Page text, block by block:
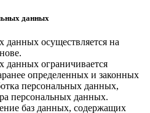
данных
данных осуществляется на
данных ограничивается
определенных и законных
персональных данных,
персональных данных.
баз данных, содержащих